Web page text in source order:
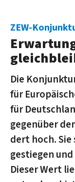
ZEW-
Die
für
für
gegenüber
dert hoch.
gestiegen
Dieser Wert